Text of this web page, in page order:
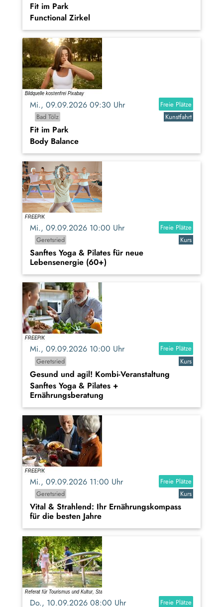
Fit im Park
Functional Zirkel
Mi., 09.09.2026 09:30 Uhr
Freie Plätze
Bad Tölz
Kunstfahrt
Fit im Park
Body Balance
Mi., 09.09.2026 10:00 Uhr
Freie Plätze
Geretsried
Kurs
Sanftes Yoga & Pilates für neue
Lebensenergie (60+)
Mi., 09.09.2026 10:00 Uhr
Freie Plätze
Geretsried
Kurs
Gesund und agil! Kombi-Veranstaltung
Sanftes Yoga & Pilates +
Ernährungsberatung
Mi., 09.09.2026 11:00 Uhr
Freie Plätze
Geretsried
Kurs
Vital & Strahlend: Ihr Ernährungskompass
für die besten Jahre
Do., 10.09.2026 08:00 Uhr Freie Plätze